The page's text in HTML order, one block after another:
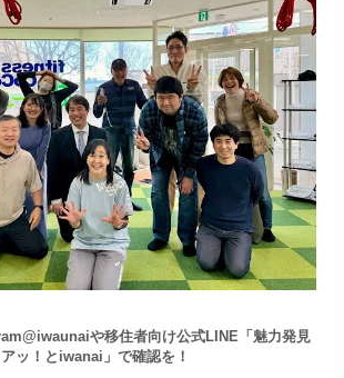
や移住者向け公式LINE「魅力発見
アッ！とiwanai」で確認を！